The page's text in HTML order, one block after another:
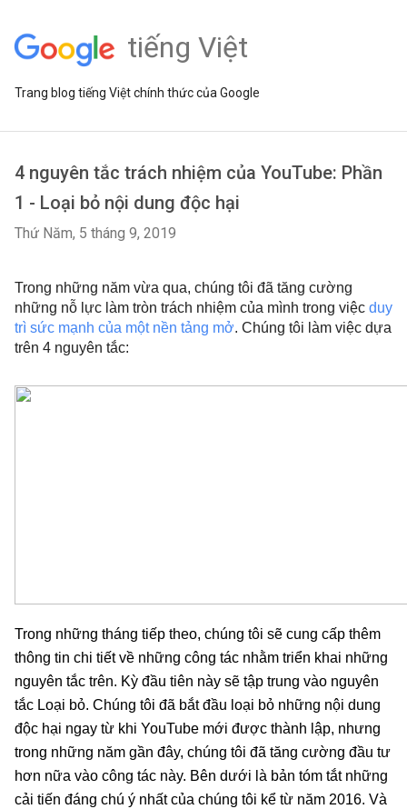
tiếng Việt
Trang blog tiếng Việt chính thức của Google
4 nguyên tắc trách nhiệm của YouTube: Phần
1 - Loại bỏ nội dung độc hại
Thứ Năm, 5 tháng 9, 2019
Trong những năm vừa qua, chúng tôi đã tăng cường
những nỗ lực làm tròn trách nhiệm của mình trong việc duy
trì sức mạnh của một nền tảng mở. Chúng tôi làm việc dựa
trên 4 nguyên tắc:
Trong những tháng tiếp theo, chúng tôi sẽ cung cấp thêm
thông tin chi tiết về những công tác nhằm triển khai những
nguyên tắc trên. Kỳ đầu tiên này sẽ tập trung vào nguyên
tắc Loại bỏ. Chúng tôi đã bắt đầu loại bỏ những nội dung
độc hại ngay từ khi YouTube mới được thành lập, nhưng
trong những năm gần đây, chúng tôi đã tăng cường đầu tư
hơn nữa vào công tác này. Bên dưới là bản tóm tắt những
cải tiến đáng chú ý nhất của chúng tôi kể từ năm 2016. Và